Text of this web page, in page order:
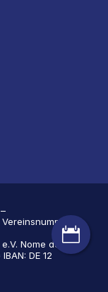

Nome della
DE 12